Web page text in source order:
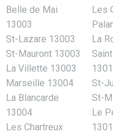
Belle de Mai
13003
St-Lazare 13003
St-Mauront 13003
La Villette 13003
Marseille 13004
La Blancarde
13004
Les Chartreux
Les
La
St-
St-
Le